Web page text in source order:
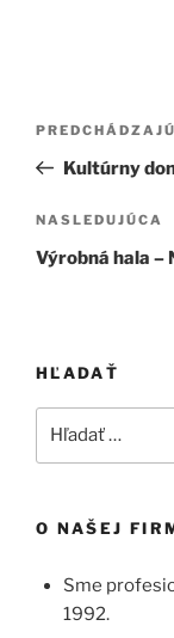
Navigácia
článku
Predchádzajúci
článokKultúrny
Ďalší
článok
NASLEDUJÚCA
Výrobná hala –
HĽADAŤ
O NAŠEJ
Sme
1992.